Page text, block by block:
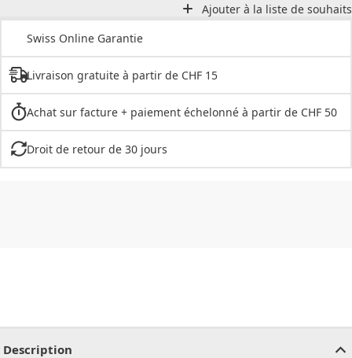
Ajouter à la liste de souhaits
Swiss Online Garantie
Livraison gratuite à partir de CHF 15
Achat sur facture + paiement échelonné à partir de CHF 50
Droit de retour de 30 jours
Description